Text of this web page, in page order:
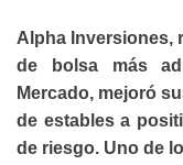
Alpha Inversiones,
de bolsa más
Mercado, mejoró
de estables a
de riesgo. Uno de